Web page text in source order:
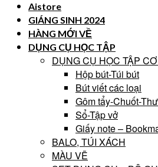
Aistore
GIÁNG SINH 2024
HÀNG MỚI VỀ
DỤNG CỤ HỌC TẬP
DỤNG CỤ HỌC TẬP
Hộp bút-Túi bút
Bút viết các loại
Gôm tẩy-Chuốt-
Sổ-Tập vở
Giấy note –
BALO, TÚI XÁCH
MÀU VẼ